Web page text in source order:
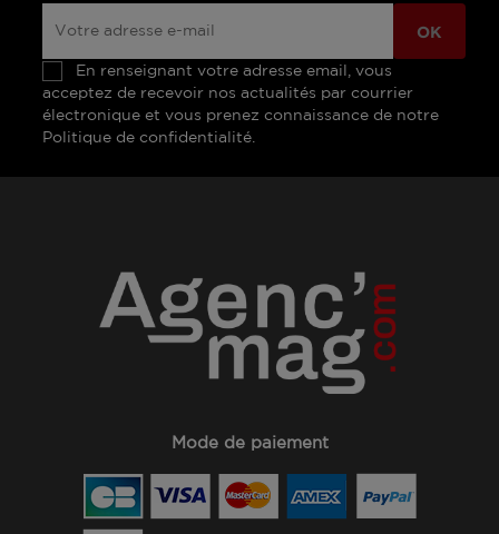
En renseignant votre adresse email, vous
acceptez de recevoir nos actualités par courrier
électronique et vous prenez connaissance de notre
Politique de confidentialité.
Mode de paiement